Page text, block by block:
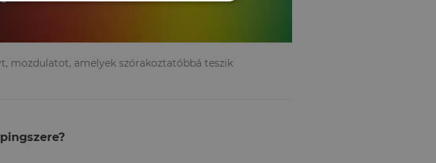
mozdulatot, amelyek szórakoztatóbbá teszik